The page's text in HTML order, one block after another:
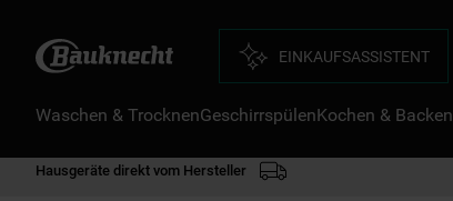
EINKAUFSASSISTENT
Waschen & TrocknenGeschirrspülenKochen & Backen
Hausgeräte direkt vom Hersteller